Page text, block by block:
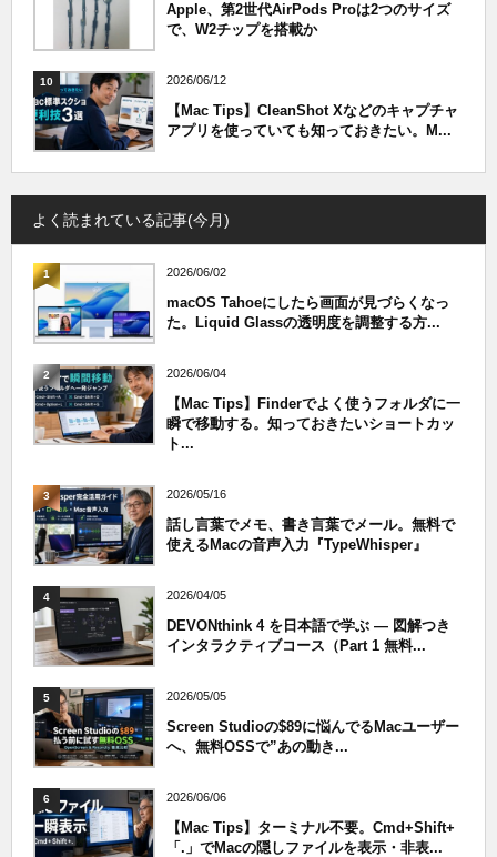
Apple、第2世代AirPods Proは2つのサイズ
で、W2チップを搭載か
10 2026/06/12
【Mac Tips】CleanShot Xなどのキャプチャ
アプリを使っていても知っておきたい。M...
よく読まれている記事(今月)
1 2026/06/02
macOS Tahoeにしたら画面が見づらくなっ
た。Liquid Glassの透明度を調整する方...
2 2026/06/04
【Mac Tips】Finderでよく使うフォルダに一
瞬で移動する。知っておきたいショートカッ
ト...
3 2026/05/16
話し言葉でメモ、書き言葉でメール。無料で
使えるMacの音声入力『TypeWhisper』
4 2026/04/05
DEVONthink 4 を日本語で学ぶ — 図解つき
インタラクティブコース（Part 1 無料...
5 2026/05/05
Screen Studioの$89に悩んでるMacユーザー
へ、無料OSSで”あの動き...
6 2026/06/06
【Mac Tips】ターミナル不要。Cmd+Shift+
「.」でMacの隠しファイルを表示・非表...